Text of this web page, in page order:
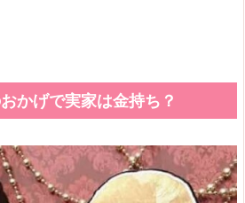
かげで実家は金持ち？